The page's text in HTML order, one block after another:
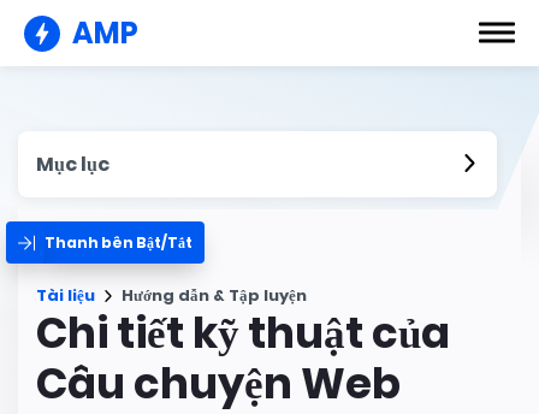
AMP
Mục lục
Thanh bên Bật/Tắt
Tài liệu Hướng dẫn & Tập luyện
Chi tiết kỹ thuật của
Câu chuyện Web